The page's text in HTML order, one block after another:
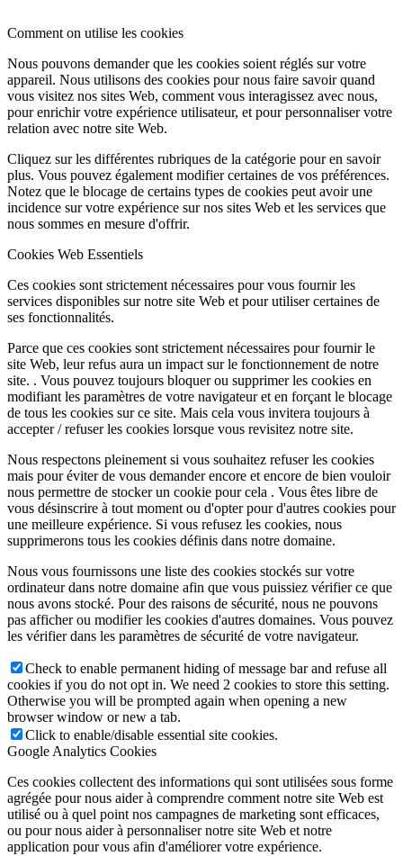
Comment on utilise les cookies
Nous pouvons demander que les cookies soient réglés sur votre
appareil. Nous utilisons des cookies pour nous faire savoir quand
vous visitez nos sites Web, comment vous interagissez avec nous,
pour enrichir votre expérience utilisateur, et pour personnaliser votre
relation avec notre site Web.
Cliquez sur les différentes rubriques de la catégorie pour en savoir
plus. Vous pouvez également modifier certaines de vos préférences.
Notez que le blocage de certains types de cookies peut avoir une
incidence sur votre expérience sur nos sites Web et les services que
nous sommes en mesure d'offrir.
Cookies Web Essentiels
Ces cookies sont strictement nécessaires pour vous fournir les
services disponibles sur notre site Web et pour utiliser certaines de
ses fonctionnalités.
Parce que ces cookies sont strictement nécessaires pour fournir le
site Web, leur refus aura un impact sur le fonctionnement de notre
site. . Vous pouvez toujours bloquer ou supprimer les cookies en
modifiant les paramètres de votre navigateur et en forçant le blocage
de tous les cookies sur ce site. Mais cela vous invitera toujours à
accepter / refuser les cookies lorsque vous revisitez notre site.
Nous respectons pleinement si vous souhaitez refuser les cookies
mais pour éviter de vous demander encore et encore de bien vouloir
nous permettre de stocker un cookie pour cela . Vous êtes libre de
vous désinscrire à tout moment ou d'opter pour d'autres cookies pour
une meilleure expérience. Si vous refusez les cookies, nous
supprimerons tous les cookies définis dans notre domaine.
Nous vous fournissons une liste des cookies stockés sur votre
ordinateur dans notre domaine afin que vous puissiez vérifier ce que
nous avons stocké. Pour des raisons de sécurité, nous ne pouvons
pas afficher ou modifier les cookies d'autres domaines. Vous pouvez
les vérifier dans les paramètres de sécurité de votre navigateur.
Check to enable permanent hiding of message bar and refuse all
cookies if you do not opt in. We need 2 cookies to store this setting.
Otherwise you will be prompted again when opening a new
browser window or new a tab.
Click to enable/disable essential site cookies.
Google Analytics Cookies
Ces cookies collectent des informations qui sont utilisées sous forme
agrégée pour nous aider à comprendre comment notre site Web est
utilisé ou à quel point nos campagnes de marketing sont efficaces,
ou pour nous aider à personnaliser notre site Web et notre
application pour vous afin d'améliorer votre expérience.